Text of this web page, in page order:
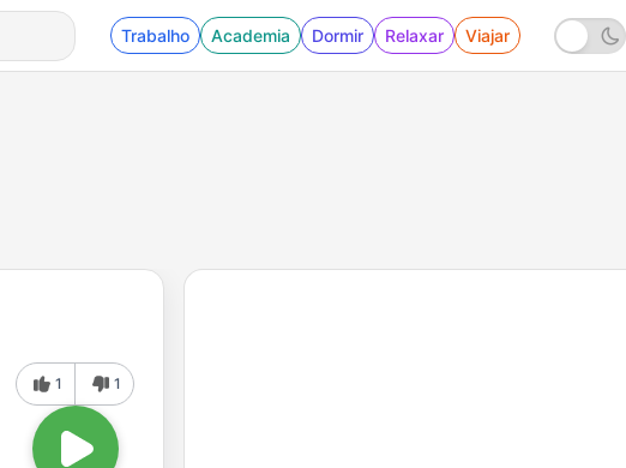
Trabalho Academia Dormir Relaxar Viajar
1 1